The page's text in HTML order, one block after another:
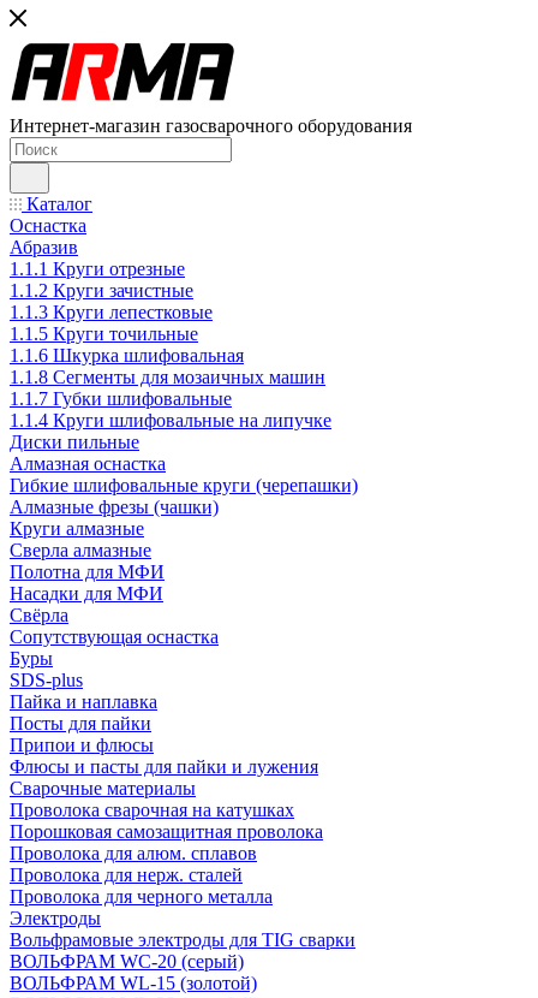
Интернет-магазин газосварочного оборудования
Каталог
Оснастка
Абразив
1.1.1 Круги отрезные
1.1.2 Круги зачистные
1.1.3 Круги лепестковые
1.1.5 Круги точильные
1.1.6 Шкурка шлифовальная
1.1.8 Сегменты для мозаичных машин
1.1.7 Губки шлифовальные
1.1.4 Круги шлифовальные на липучке
Диски пильные
Алмазная оснастка
Гибкие шлифовальные круги (черепашки)
Алмазные фрезы (чашки)
Круги алмазные
Сверла алмазные
Полотна для МФИ
Насадки для МФИ
Свёрла
Сопутствующая оснастка
Буры
SDS-plus
Пайка и наплавка
Посты для пайки
Припои и флюсы
Флюсы и пасты для пайки и лужения
Сварочные материалы
Проволока сварочная на катушках
Порошковая самозащитная проволока
Проволока для алюм. сплавов
Проволока для нерж. сталей
Проволока для черного металла
Электроды
Вольфрамовые электроды для TIG сварки
ВОЛЬФРАМ WC-20 (серый)
ВОЛЬФРАМ WL-15 (золотой)